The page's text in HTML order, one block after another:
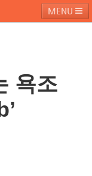
MENU
욕조